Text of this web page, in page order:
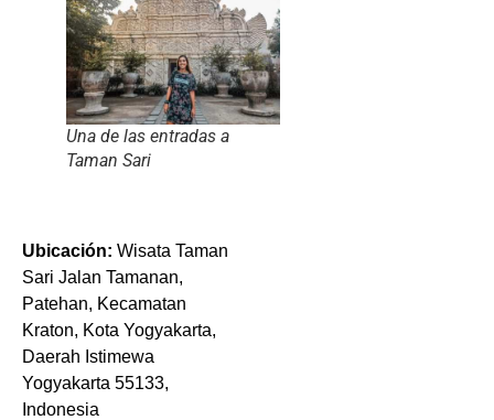
Una de las entradas a
Taman Sari
Ubicación: Wisata Taman
Sari Jalan Tamanan,
Patehan, Kecamatan
Kraton, Kota Yogyakarta,
Daerah Istimewa
Yogyakarta 55133,
Indonesia